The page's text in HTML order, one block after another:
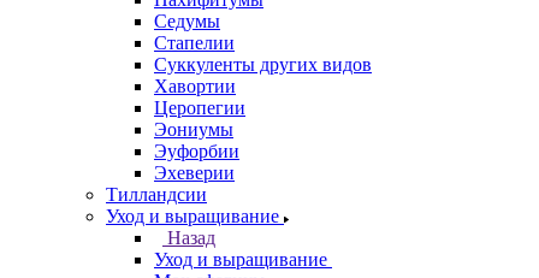
Седумы
Стапелии
Суккуленты других видов
Хавортии
Церопегии
Эониумы
Эуфорбии
Эхеверии
Тилландсии
Уход и выращивание
Назад
Уход и выращивание